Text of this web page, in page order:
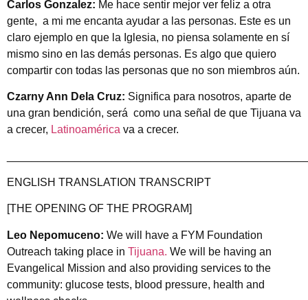
Carlos Gonzalez: Me hace sentir mejor ver feliz a otra
gente, a mi me encanta ayudar a las personas. Este es un
claro ejemplo en que la Iglesia, no piensa solamente en sí
mismo sino en las demás personas. Es algo que quiero
compartir con todas las personas que no son miembros aún.
Czarny Ann Dela Cruz: Significa para nosotros, aparte de
una gran bendición, será como una señal de que Tijuana va
a crecer, Latinoamérica va a crecer.
ENGLISH TRANSLATION TRANSCRIPT
[THE OPENING OF THE PROGRAM]
Leo Nepomuceno: We will have a FYM Foundation
Outreach taking place in Tijuana. We will be having an
Evangelical Mission and also providing services to the
community: glucose tests, blood pressure, health and